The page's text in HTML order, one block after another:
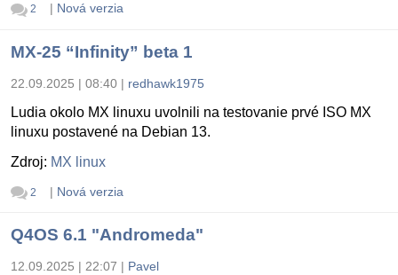
2 | Nová verzia
MX-25 “Infinity” beta 1
22.09.2025 | 08:40 | redhawk1975
Ludia okolo MX linuxu uvolnili na testovanie prvé ISO MX
linuxu postavené na Debian 13.
Zdroj: MX linux
2 | Nová verzia
Q4OS 6.1 "Andromeda"
12.09.2025 | 22:07 | Pavel